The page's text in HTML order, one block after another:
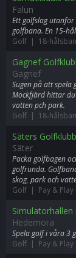
Falun
Ett golfslag
golfbana. En 15-
Golf | 18-
Gagnef
Gagnef
Sugen på att spela
Mockfjärd hittar du
vatten pch park.
Golf | 18-
Säters Golfklubb
Säter
Packa golfbagen
golfrunda.
skog, park och
Golf | Pay & Play
Hedemora
Spela golf i våra 3
Golf | Pay & Play